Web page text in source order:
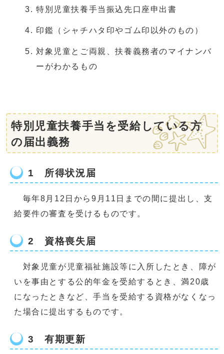
特別児童扶養手当振込先口座申出書
印鑑（シャチハタ印やゴム印以外のもの）
対象児童とご両親、扶養義務者のマイナンバ
ーがわかるもの
特別児童扶養手当を受給している方
の届出義務
1 所得状況届
毎年8月12日から9月11日までの間に提出し、支
給要件の審査を受けるものです。
2 資格喪失届
対象児童が児童福祉施設等に入所したとき、障が
いを事由とする公的年金を受給するとき、満20歳
になったときなど、手当を受給する資格がなくなっ
た場合に提出するものです。
3 有期更新